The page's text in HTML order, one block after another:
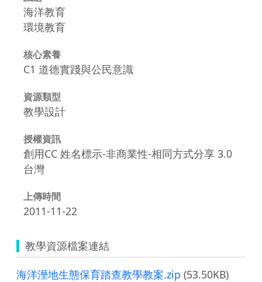
海洋教育
環境教育
核心素養
C1 道德實踐與公民意識
資源類型
教學設計
授權資訊
創用CC 姓名標示-非商業性-相同方式分享 3.0
台灣
上傳時間
2011-11-22
教學資源檔案連結
海洋溼地生態保育踏查教學教案.zip (53.50KB)